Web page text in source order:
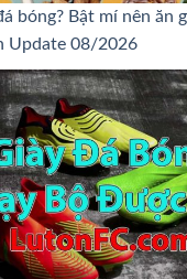
bóng? Bật mí nên ăn
Update 08/2026